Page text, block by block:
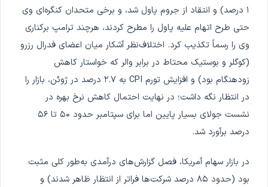
۱ درصد) و انتقاد از جروم پاول شد، و برخی متحدان کنگره‌ای وی
حتی طرح اتهام علیه پاول را مطرح کردند، هرچند ترامپ برکناری
وی را رسماً تکذیب کرد. اختلاف‌نظر آشکار میان اعضای فدرال رزرو
(کوگلر و بوستیک محتاط در برابر والر که خواستار کاهش
زودهنگام بود) و افزایش تورم CPI به ۲.۷ درصد در ژوئن، بازار را
در انتظار نگه داشت؛ در نهایت احتمال کاهش نرخ بهره در
نشست جولای بسیار پایین اما برای سپتامبر حدود ۵۰ تا ۵۶
درصد برآورد شد.
در بازار سهام آمریکا، فصل گزارش‌های درآمدی به‌طور کلی مثبت
بود (حدود ۸۵ درصد شرکت‌ها فراتر از انتظار ظاهر شدند) و